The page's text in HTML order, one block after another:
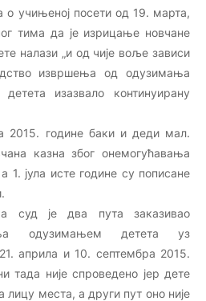
о учињеној посети од 19. марта,
тима да је изрицање новчане
налази „и од чије воље зависи
извршења од одузимања
изазвало континуирану
године баки и деди мал.
казна због онемогућавања
јула исте године су пописане
суд је два пута заказивао
одузимањем детета уз
априла и 10. септембра 2015.
тада није спроведено јер дете
лицу места, а други пут оно није